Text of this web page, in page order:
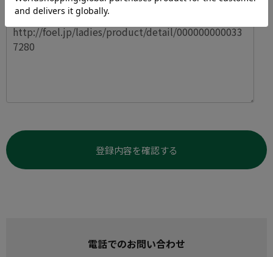
登録内容を確認する
電話でのお問い合わせ